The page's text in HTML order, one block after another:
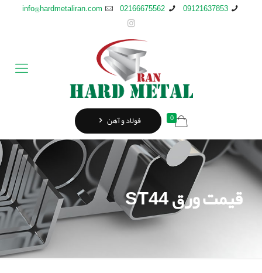
09121637853
02166675562
info@hardmetaliran.com
0 فولاد و آهن
قیمت ورق ST44